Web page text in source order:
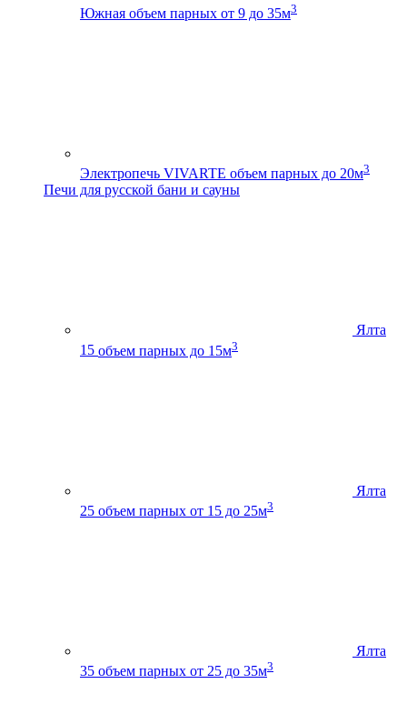
Южная объем парных от 9 до 35м3
Электропечь VIVARTE объем парных до 20м3
Печи для русской бани и сауны
Ялта
15 объем парных до 15м3
Ялта
25 объем парных от 15 до 25м3
Ялта
35 объем парных от 25 до 35м3